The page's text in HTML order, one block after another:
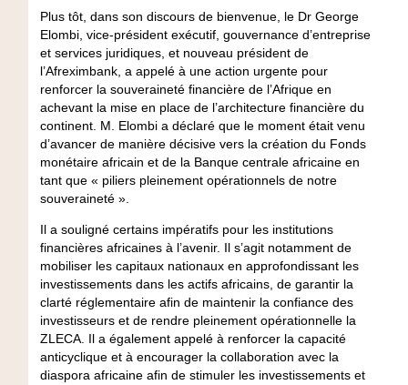
Plus tôt, dans son discours de bienvenue, le Dr George
Elombi, vice-président exécutif, gouvernance d’entreprise
et services juridiques, et nouveau président de
l’Afreximbank, a appelé à une action urgente pour
renforcer la souveraineté financière de l’Afrique en
achevant la mise en place de l’architecture financière du
continent. M. Elombi a déclaré que le moment était venu
d’avancer de manière décisive vers la création du Fonds
monétaire africain et de la Banque centrale africaine en
tant que « piliers pleinement opérationnels de notre
souveraineté ».
Il a souligné certains impératifs pour les institutions
financières africaines à l’avenir. Il s’agit notamment de
mobiliser les capitaux nationaux en approfondissant les
investissements dans les actifs africains, de garantir la
clarté réglementaire afin de maintenir la confiance des
investisseurs et de rendre pleinement opérationnelle la
ZLECA. Il a également appelé à renforcer la capacité
anticyclique et à encourager la collaboration avec la
diaspora africaine afin de stimuler les investissements et